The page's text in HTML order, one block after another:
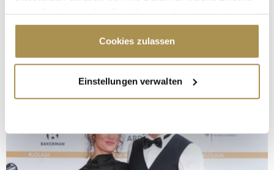
Cookie-Erklärung oder durch Klicken auf das Privacy
Trigger Symbol ändern oder widerrufen
Informationen über Ihre geografische Lage
erfassen, welche bis auf einige Meter genau sein
bestimmten Merkmalen (Fingerprinting) identifizieren
Erfahren Sie mehr darüber, wie Ihre persönlichen Daten
Cookies zulassen
Einstellungen verwalten